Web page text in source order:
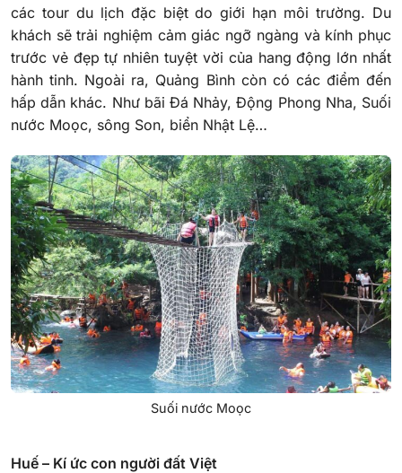
các tour du lịch đặc biệt do giới hạn môi trường. Du
khách sẽ trải nghiệm cảm giác ngỡ ngàng và kính phục
trước vẻ đẹp tự nhiên tuyệt vời của hang động lớn nhất
hành tinh. Ngoài ra, Quảng Bình còn có các điểm đến
hấp dẫn khác. Như bãi Đá Nhảy, Động Phong Nha, Suối
nước Moọc, sông Son, biển Nhật Lệ…
Suối nước Moọc
Huế – Kí ức con người đất Việt